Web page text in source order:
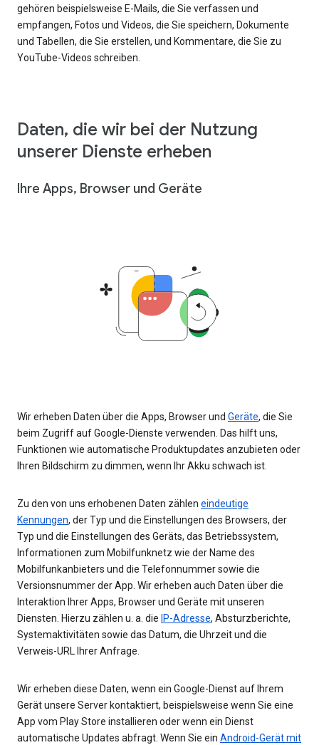
gehören beispielsweise E-Mails, die Sie verfassen und
empfangen, Fotos und Videos, die Sie speichern, Dokumente
und Tabellen, die Sie erstellen, und Kommentare, die Sie zu
YouTube-Videos schreiben.
Daten, die wir bei der Nutzung
unserer Dienste erheben
Ihre Apps, Browser und Geräte
Wir erheben Daten über die Apps, Browser und Geräte, die Sie
beim Zugriff auf Google-Dienste verwenden. Das hilft uns,
Funktionen wie automatische Produktupdates anzubieten oder
Ihren Bildschirm zu dimmen, wenn Ihr Akku schwach ist.
Zu den von uns erhobenen Daten zählen eindeutige
Kennungen, der Typ und die Einstellungen des Browsers, der
Typ und die Einstellungen des Geräts, das Betriebssystem,
Informationen zum Mobilfunknetz wie der Name des
Mobilfunkanbieters und die Telefonnummer sowie die
Versionsnummer der App. Wir erheben auch Daten über die
Interaktion Ihrer Apps, Browser und Geräte mit unseren
Diensten. Hierzu zählen u. a. die IP-Adresse, Absturzberichte,
Systemaktivitäten sowie das Datum, die Uhrzeit und die
Verweis-URL Ihrer Anfrage.
Wir erheben diese Daten, wenn ein Google-Dienst auf Ihrem
Gerät unsere Server kontaktiert, beispielsweise wenn Sie eine
App vom Play Store installieren oder wenn ein Dienst
automatische Updates abfragt. Wenn Sie ein Android-Gerät mit